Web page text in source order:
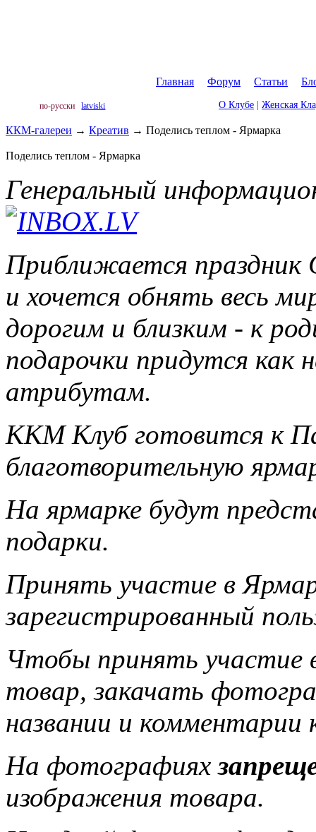
Главная Форум Статьи
по-русски latviski О Клубе Женская
ККМ-галереи → Креатив → Поделись теплом - Ярмарка
Поделись теплом - Ярмарка
Генеральный
Приближается праздник
и хочется обнять весь
дорогим и близким - к
подарочки придутся как
атрибутам.
ККМ Клуб готовится к
благотворительную
На ярмарке будут
подарки.
Принять участие в
зарегистрированный
Чтобы принять участие
товар, закачать
названии и
На фотографиях
изображения товара.